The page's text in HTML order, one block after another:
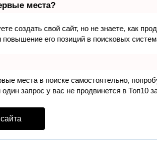
места?
создать свой сайт, но не знаете, как
его позиций в поисковых
места в поиске самостоятельно,
запрос у вас не продвинется в Топ10